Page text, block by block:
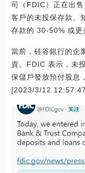
司（FDIC）正在出
客戶的未投保存款。
存款的 30-50% 或更
當前，硅谷銀行的企
資。FDIC 表示，未
保儲戶發放預付股息
[2023/3/12